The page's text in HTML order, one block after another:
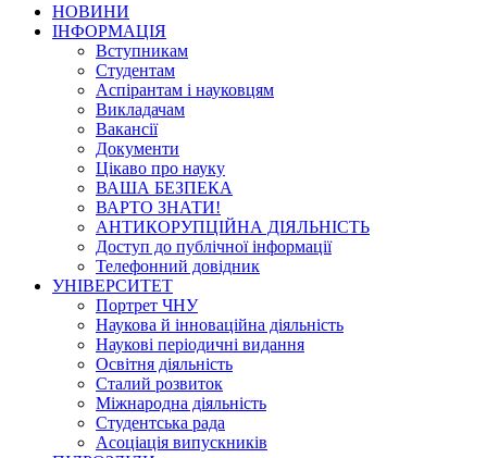
НОВИНИ
ІНФОРМАЦІЯ
Вступникам
Студентам
Аспірантам і науковцям
Викладачам
Вакансії
Документи
Цікаво про науку
ВАША БЕЗПЕКА
ВАРТО ЗНАТИ!
АНТИКОРУПЦІЙНА ДІЯЛЬНІСТЬ
Доступ до публічної інформації
Телефонний довідник
УНІВЕРСИТЕТ
Портрет ЧНУ
Наукова й інноваційна діяльність
Наукові періодичні видання
Освітня діяльність
Сталий розвиток
Міжнародна діяльність
Студентська рада
Асоціація випускників